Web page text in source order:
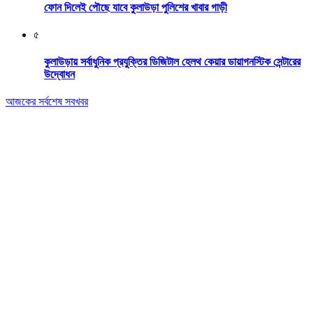
ফোন দিলেই পৌছে যাবে কুলাউড়া পুলিশের খাবার গাড়ী
৫
কুলাউড়ায় সর্বাধুনিক প্রযুক্তির ডিজিটাল হেলথ কেয়ার ডায়াগনস্টিক সেন্টারের
উদ্বোধন
আজকের সর্বশেষ সবখবর